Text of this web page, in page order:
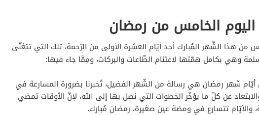
الخامس من رمضان
من هذا الشّهر المُبارك أحد أيّام العشرة الأولى من الرّحمة، تلك التي تتغنّى
وهي بكامل همّتها لاغتنام الطّاعات والبركات، ومِمَّا جاء فيها:
شهر رمضان هي رسالة من الشّهر الفضيل، تُخبرنا بضرورة المسارعة في
عن كلّ ما يؤخّر الخطوات التي نصل بها إلى الله، لإنّ الأوقات تمضي
والأيّام تتسارع في ومضة عين صغيرة، رمضان مُبارك.